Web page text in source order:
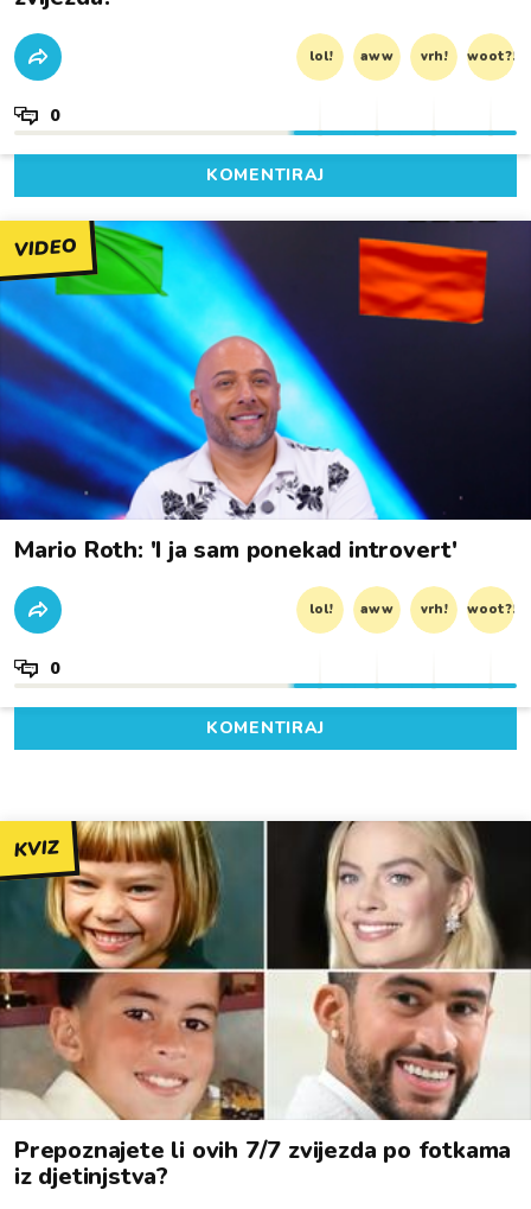
lol! aww vrh! woot?!
0
KOMENTIRAJ
VIDEO
Mario Roth: 'I ja sam ponekad introvert'
lol! aww vrh! woot?!
0
KOMENTIRAJ
KVIZ
Prepoznajete li ovih 7/7 zvijezda po fotkama
iz djetinjstva?